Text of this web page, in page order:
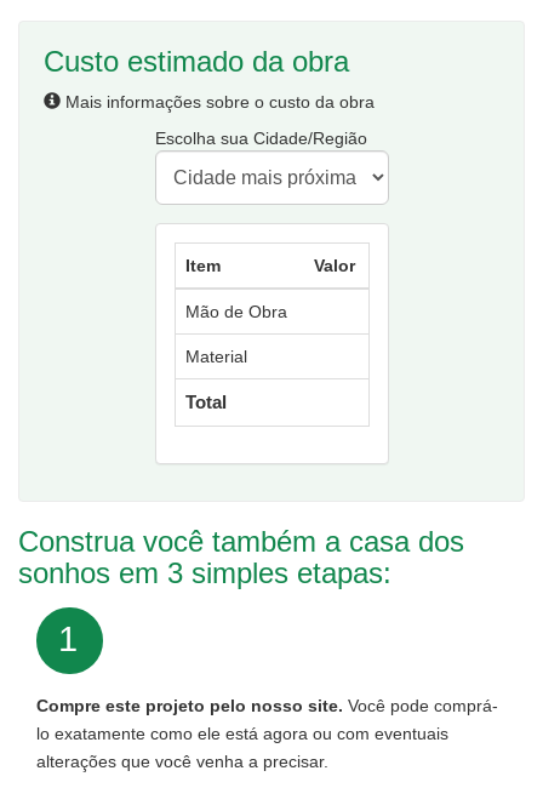
Custo estimado da obra
Mais informações sobre o custo da obra
Escolha sua Cidade/Região
Item Valor
Mão de Obra
Material
Total
Construa você também a casa dos
sonhos em 3 simples etapas:
1
Compre este projeto pelo nosso site. Você pode comprá-
lo exatamente como ele está agora ou com eventuais
alterações que você venha a precisar.